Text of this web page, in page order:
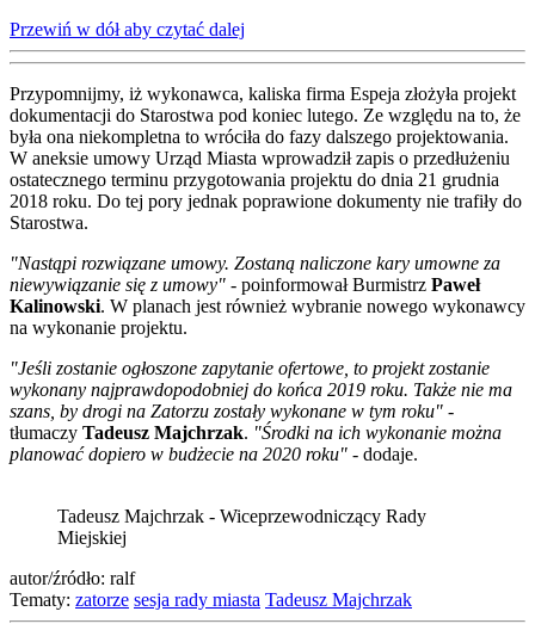
Przewiń w dół aby czytać dalej
Przypomnijmy, iż wykonawca, kaliska firma Espeja złożyła projekt
dokumentacji do Starostwa pod koniec lutego. Ze względu na to, że
była ona niekompletna to wróciła do fazy dalszego projektowania.
W aneksie umowy Urząd Miasta wprowadził zapis o przedłużeniu
ostatecznego terminu przygotowania projektu do dnia 21 grudnia
2018 roku. Do tej pory jednak poprawione dokumenty nie trafiły do
Starostwa.
"Nastąpi rozwiązane umowy. Zostaną naliczone kary umowne za
niewywiązanie się z umowy" - poinformował Burmistrz Paweł
Kalinowski. W planach jest również wybranie nowego wykonawcy
na wykonanie projektu.
"Jeśli zostanie ogłoszone zapytanie ofertowe, to projekt zostanie
wykonany najprawdopodobniej do końca 2019 roku. Także nie ma
szans, by drogi na Zatorzu zostały wykonane w tym roku" -
tłumaczy Tadeusz Majchrzak. "Środki na ich wykonanie można
planować dopiero w budżecie na 2020 roku" - dodaje.
Tadeusz Majchrzak - Wiceprzewodniczący Rady
Miejskiej
autor/źródło: ralf
Tematy: zatorze sesja rady miasta Tadeusz Majchrzak